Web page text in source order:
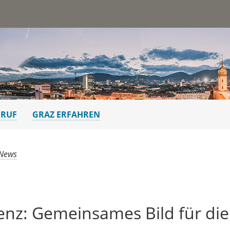
GRAZ ERFAHREN
Gemeinsames Bild für